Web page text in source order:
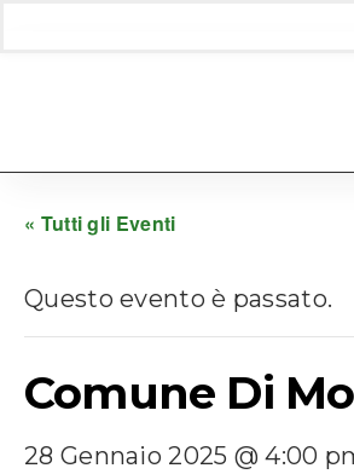
« Tutti gli Eventi
Questo evento è passato.
Comune Di
28 Gennaio 2025 @ 4:00